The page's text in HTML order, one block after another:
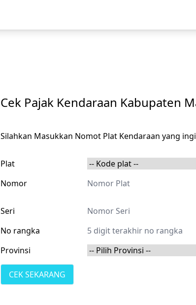
Cek Pajak Kendaraan Kabupaten
Silahkan Masukkan Nomot Plat Kendaraan yang
Plat
Nomor
Seri
No rangka
Provinsi